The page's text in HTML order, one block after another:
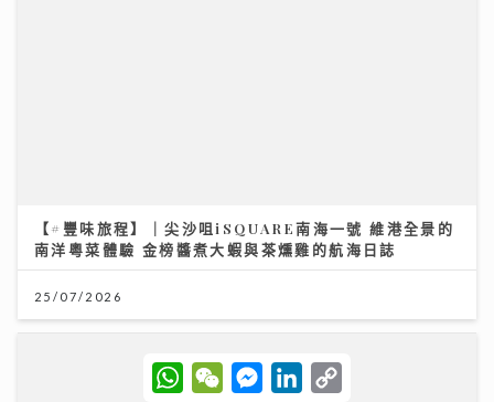
《Ben同Benson『Chur』到行》｜拍攝《繁花》獲王
家衛鼓勵臨場爆肚 Yumiko由出道至今不停學習自謔似
W
h
W
e
M
e
L